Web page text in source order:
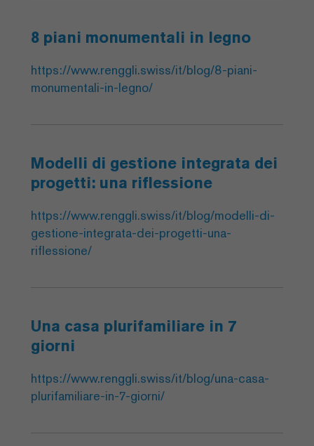
8 piani monumentali in legno
https://www.renggli.swiss/it/blog/8-piani-
monumentali-in-legno/
Modelli di gestione integrata dei
progetti: una riflessione
https://www.renggli.swiss/it/blog/modelli-di-
gestione-integrata-dei-progetti-una-
riflessione/
Una casa plurifamiliare in 7
giorni
https://www.renggli.swiss/it/blog/una-casa-
plurifamiliare-in-7-giorni/